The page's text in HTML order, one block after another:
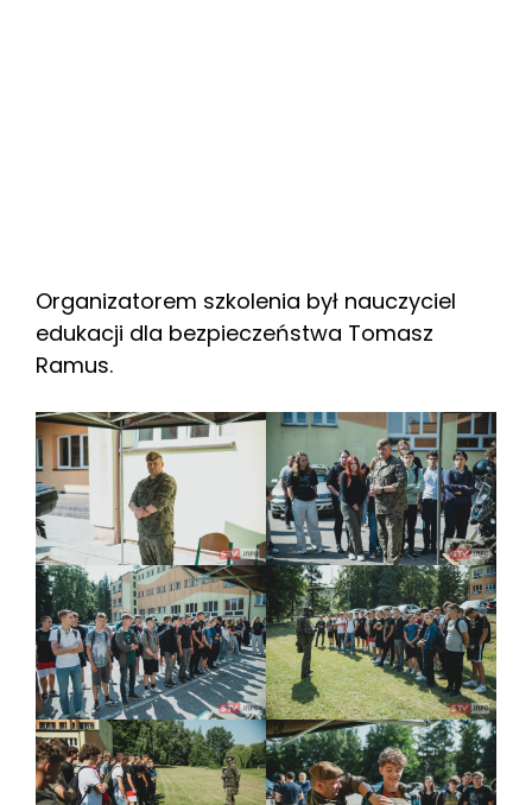
Organizatorem szkolenia był nauczyciel
edukacji dla bezpieczeństwa Tomasz
Ramus.